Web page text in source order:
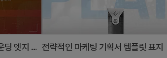
표지 파워포인트 슬라이드 – 라운딩 엣지 모던 비즈니스 2컬러 디자인 전략적인 마케팅 기획서 템플릿 표지